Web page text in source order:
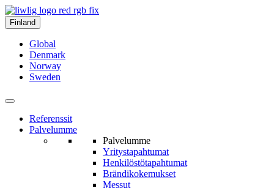
Finland
Global
Denmark
Norway
Sweden
Referenssit
Palvelumme
Palvelumme
Yritys­tapahtumat
Henkilöstö­tapahtumat
Brändi­kokemukset
Messut